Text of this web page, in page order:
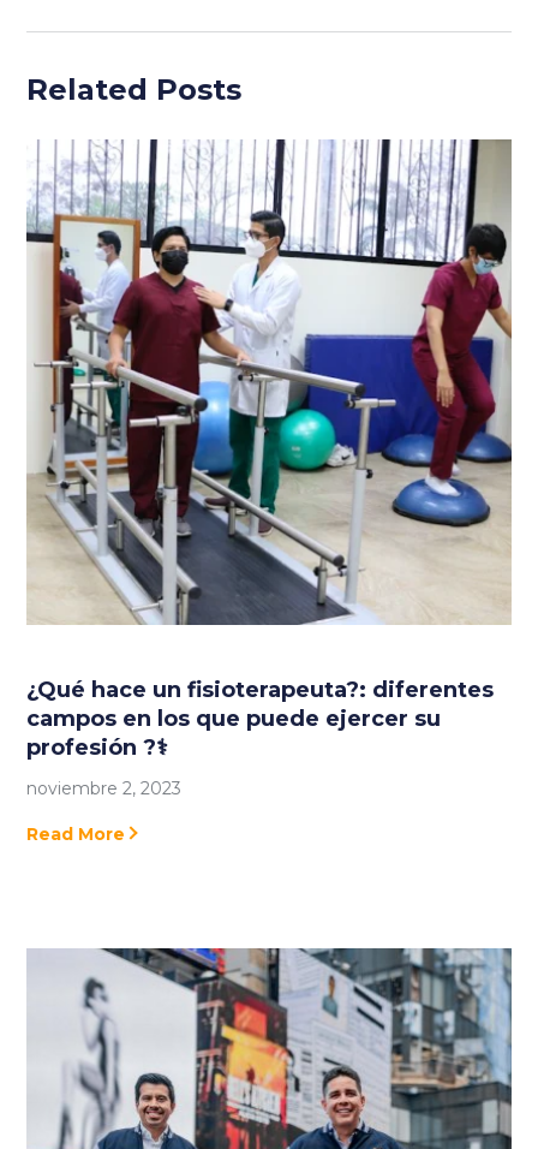
Related Posts
¿Qué hace un fisioterapeuta?: diferentes
campos en los que puede ejercer su
profesión ?‍⚕️
noviembre 2, 2023
Read More